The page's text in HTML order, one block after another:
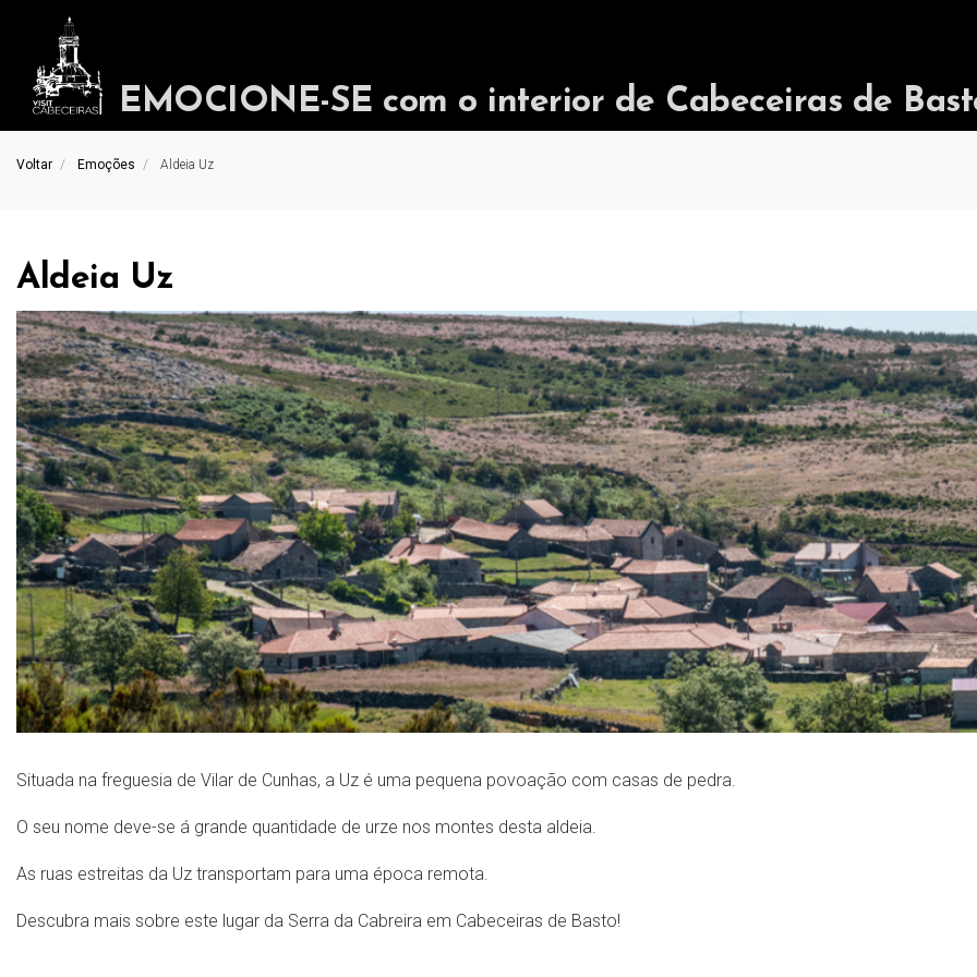
EMOCIONE-SE com o interior de Cabeceiras de
Voltar Emoções Aldeia Uz
Aldeia Uz
Situada na freguesia de Vilar de Cunhas, a Uz é uma pequena povoação com casas de pedra.
O seu nome deve-se á grande quantidade de urze nos montes desta aldeia.
As ruas estreitas da Uz transportam para uma época remota.
Descubra mais sobre este lugar da Serra da Cabreira em Cabeceiras de Basto!